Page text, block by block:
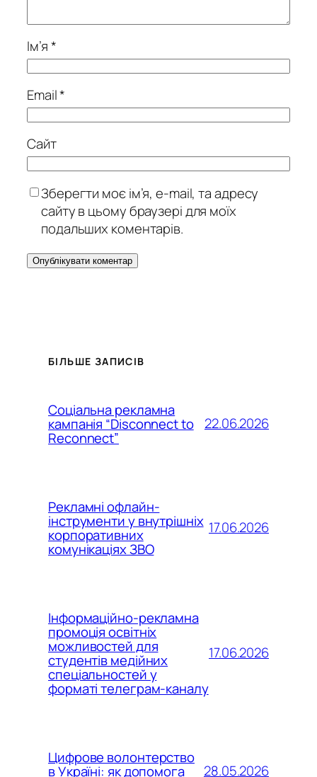
Ім’я*
Email*
Сайт
Зберегти моє ім’я, e-mail, та адресу
сайту в цьому браузері для моїх
подальших коментарів.
БІЛЬШЕ ЗАПИСІВ
Соціальна рекламна
кампанія “Disconnect to
Reconnect”
22.06.2026
Рекламні офлайн-
інструменти у внутрішніх
корпоративних
комунікаціях ЗВО
17.06.2026
Інформаційно-рекламна
промоція освітніх
можливостей для
студентів медійних
спеціальностей у
форматі телеграм-каналу
17.06.2026
Цифрове волонтерство
в Україні: як допомога 28.05.2026